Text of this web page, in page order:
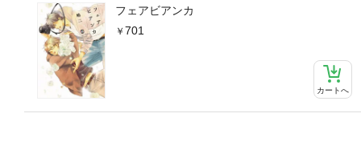
フェアビアンカ
701
カートへ